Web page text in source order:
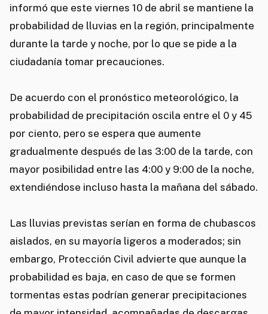
informó que este viernes 10 de abril se mantiene la
probabilidad de lluvias en la región, principalmente
durante la tarde y noche, por lo que se pide a la
ciudadanía tomar precauciones.
De acuerdo con el pronóstico meteorológico, la
probabilidad de precipitación oscila entre el 0 y 45
por ciento, pero se espera que aumente
gradualmente después de las 3:00 de la tarde, con
mayor posibilidad entre las 4:00 y 9:00 de la noche,
extendiéndose incluso hasta la mañana del sábado.
Las lluvias previstas serían en forma de chubascos
aislados, en su mayoría ligeros a moderados; sin
embargo, Protección Civil advierte que aunque la
probabilidad es baja, en caso de que se formen
tormentas estas podrían generar precipitaciones